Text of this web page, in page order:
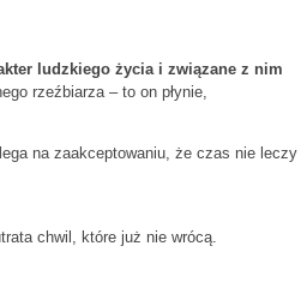
ludzkiego życia i związane z nim
rzeźbiarza – to on płynie,
na zaakceptowaniu, że czas nie leczy
chwil, które już nie wrócą.